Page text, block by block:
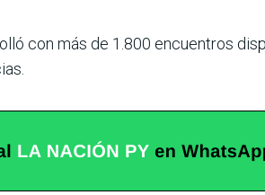
con más de 1.800 encuentros